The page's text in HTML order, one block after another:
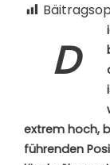
D
extrem hoch,
führenden